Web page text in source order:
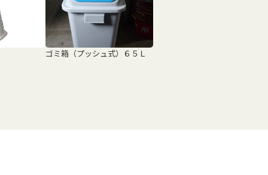
ゴミ箱（プッシュ式）６５Ｌ